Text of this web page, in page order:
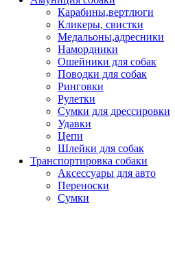
Карабины,вертлюги
Кликеры, свистки
Медальоны,адресники
Намордники
Ошейники для собак
Поводки для собак
Ринговки
Рулетки
Сумки для дрессировки
Удавки
Цепи
Шлейки для собак
Транспортировка собаки
Аксессуары для авто
Переноски
Сумки